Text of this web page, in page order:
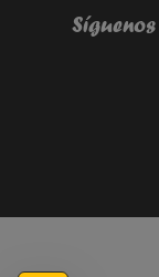
Redes
Síguenos